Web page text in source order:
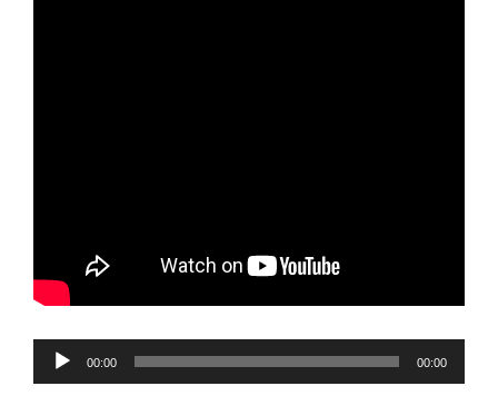
Reproductor
00:00 00:00